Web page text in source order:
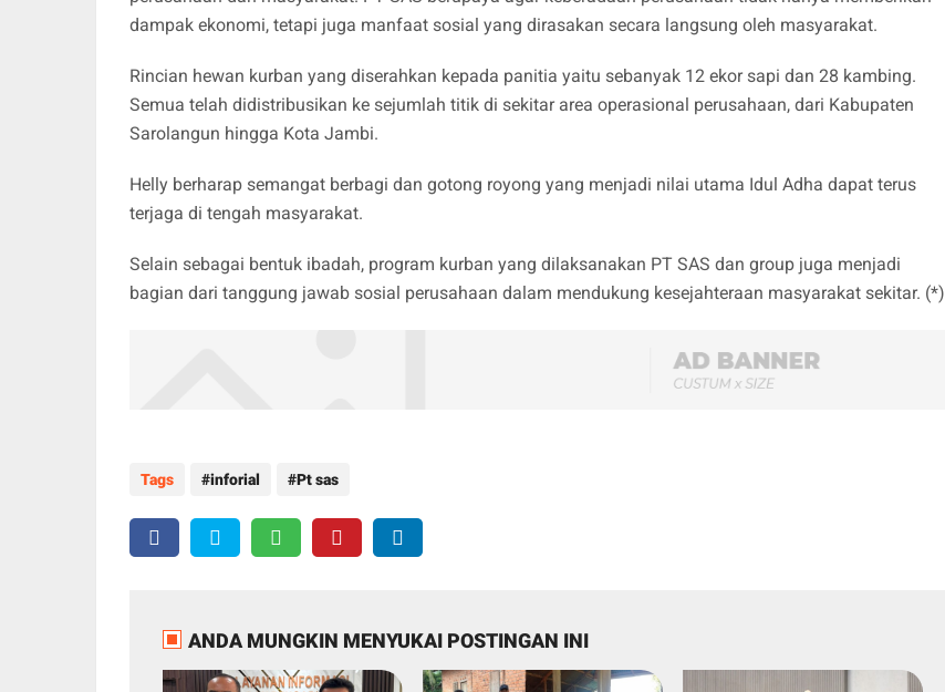
dampak ekonomi, tetapi juga manfaat sosial yang dirasakan secara langsung oleh masyarakat.
Rincian hewan kurban yang diserahkan kepada panitia yaitu sebanyak 12 ekor sapi dan 28 kambing.
Semua telah didistribusikan ke sejumlah titik di sekitar area operasional perusahaan, dari Kabupaten
Sarolangun hingga Kota Jambi.
Helly berharap semangat berbagi dan gotong royong yang menjadi nilai utama Idul Adha dapat terus
terjaga di tengah masyarakat.
Selain sebagai bentuk ibadah, program kurban yang dilaksanakan PT SAS dan group juga menjadi
bagian dari tanggung jawab sosial perusahaan dalam mendukung kesejahteraan masyarakat sekitar. (*)
Tags inforial Pt sas
ANDA MUNGKIN MENYUKAI POSTINGAN INI